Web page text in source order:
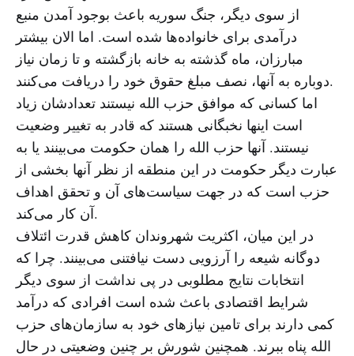
از سوی دیگر، جنگ سوریه باعث بوجود آمدن منبع
درآمدی برای خانواده‌ها شده است. اما الان بیشتر
مبارزان، ماه گذشته به خانه بازگشته و تا زمان نیاز
دوباره به آنها، نصف مبلغ حقوق خود را دریافت می‌کنند.
اما کسانی که موافق حزب الله نیستند تعدادشان زیاد
است اینها نخبگانی هستند که قادر به تغییر وضعیت
نیستند. آنها حزب الله را همان حکومت می‌بینند یا به
عبارت دیگر حکومت در این منطقه از نظر آنها بخشی از
حزب است که در جهت سیاست‌های آن و تحقق اهداف
آن کار می‌کند.
در این میان، اکثریت شهروندان کاهش قدرت ائتلاف
دوگانه شیعه را آرزویی دست نیافتنی می‌بینند. چرا که
انتخابات نتایج مطلوبی در پی نداشت از سوی دیگر
شرایط اقتصادی باعث شده است افرادی که درآمد
کمی دارند برای تامین نیازهای خود به سازمان‌های حزب
الله پناه ببرند. همچنین شورش بر چنین وضعیتی در حال